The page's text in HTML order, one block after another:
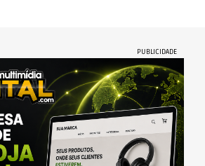
PUBLICIDADE